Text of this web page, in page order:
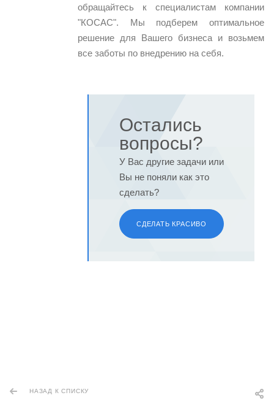
обращайтесь к специалистам компании
"КОСАС". Мы подберем оптимальное
решение для Вашего бизнеса и возьмем
все заботы по внедрению на себя.
Остались
вопросы?
У Вас другие задачи или
Вы не поняли как это
сделать?
СДЕЛАТЬ КРАСИВО
НАЗАД К СПИСКУ